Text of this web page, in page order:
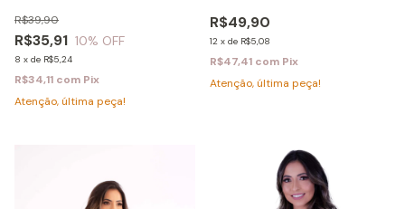
R$35,91
R$39,90
10% OFF
8 x de R$5,24
R$34,11 com Pix
Atenção, última peça!
R$49,90
12 x de R$5,08
R$47,41 com Pix
Atenção, última peça!